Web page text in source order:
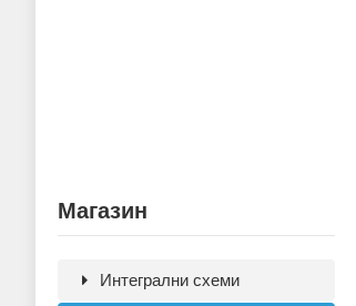
Магазин
Интегрални схеми